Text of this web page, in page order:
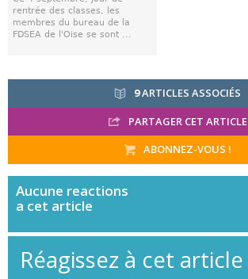
rentrée des classes, les
membres du bureau de la
FDSEA de l'Oise se sont ...
9ARTICLES ASSOCIÉS
PARTAGER CET ARTICLE
ABONNEZ-VOUS !
Aucune reactions
a cet article
Réagissez à cet article